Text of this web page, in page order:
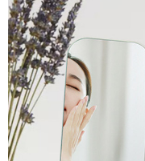
２．關於個人資料處理事宜，
https://aftee.tw/terms/#terms3
３．未成年的使用者請事先
「AFTEE先享後付」，若未
任。
４．使用「AFTEE先享後付
時審查核予不同之上限額度
請求用戶進行身份認證。
５．嚴禁一人註冊多個帳號
恩沛科技股份有限公司將有